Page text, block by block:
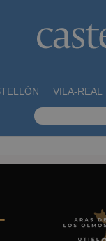
VILA-REAL